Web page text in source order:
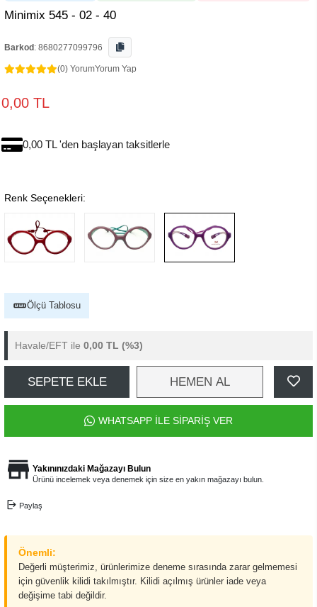
Minimix 545 - 02 - 40
Barkod : 8680277099796
(0) YorumYorum Yap
0,00 TL
0,00 TL 'den başlayan taksitlerle
Renk Seçenekleri:
Ölçü Tablosu
Havale/EFT ile 0,00 TL (%3)
SEPETE EKLE HEMEN AL
WHATSAPP İLE SİPARİŞ VER
Yakınınızdaki Mağazayı Bulun
Ürünü incelemek veya denemek için size en yakın mağazayı bulun.
Paylaş
Önemli:
Değerli müşterimiz, ürünlerimize deneme sırasında zarar gelmemesi
için güvenlik kilidi takılmıştır. Kilidi açılmış ürünler iade veya
değişime tabi değildir.